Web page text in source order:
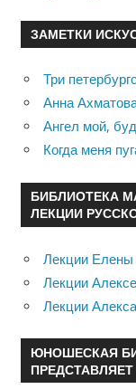
ЗАМЕТКИ
Три
Анна
Ангел мой,
Когда меня
БИБЛИОТЕКА
ЛЕКЦИИ
Лекции Елены
Лекции
Лекции
ЮНОШЕСКАЯ